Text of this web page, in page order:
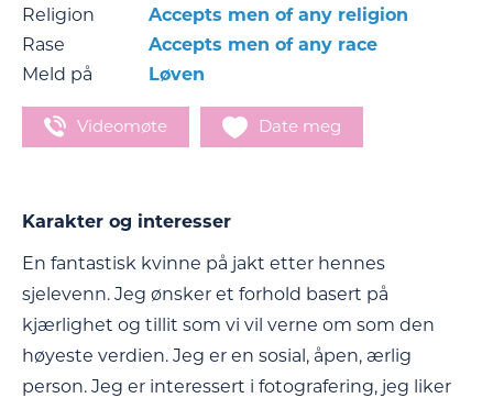
Religion
Accepts men of any religion
Rase
Accepts men of any race
Meld på
Løven
Videomøte Date meg
Karakter og interesser
En fantastisk kvinne på jakt etter hennes
sjelevenn. Jeg ønsker et forhold basert på
kjærlighet og tillit som vi vil verne om som den
høyeste verdien. Jeg er en sosial, åpen, ærlig
person. Jeg er interessert i fotografering, jeg liker